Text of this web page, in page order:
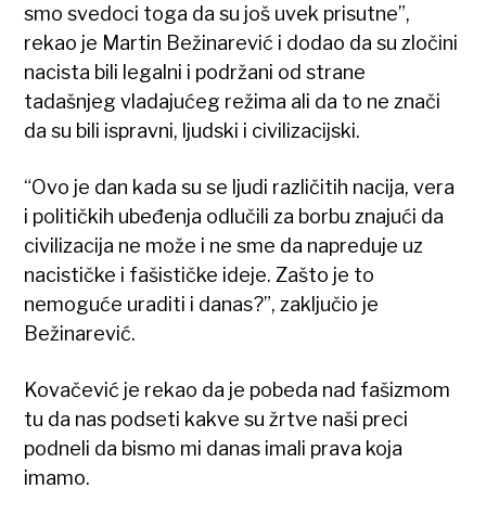
smo svedoci toga da su još uvek prisutne”,
rekao je Martin Bežinarević i dodao da su zločini
nacista bili legalni i podržani od strane
tadašnjeg vladajućeg režima ali da to ne znači
da su bili ispravni, ljudski i civilizacijski.
“Ovo je dan kada su se ljudi različitih nacija, vera
i političkih ubeđenja odlučili za borbu znajući da
civilizacija ne može i ne sme da napreduje uz
nacističke i fašističke ideje. Zašto je to
nemoguće uraditi i danas?”, zaključio je
Bežinarević.
Kovačević je rekao da je pobeda nad fašizmom
tu da nas podseti kakve su žrtve naši preci
podneli da bismo mi danas imali prava koja
imamo.